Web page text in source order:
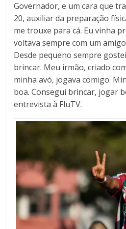
Governador, e um cara que
20, auxiliar da preparação
me trouxe para cá. Eu vinha
voltava sempre com um
Desde pequeno sempre
brincar. Meu irmão, criado
minha avó, jogava comigo.
boa. Consegui brincar, jogar
entrevista à FluTV.